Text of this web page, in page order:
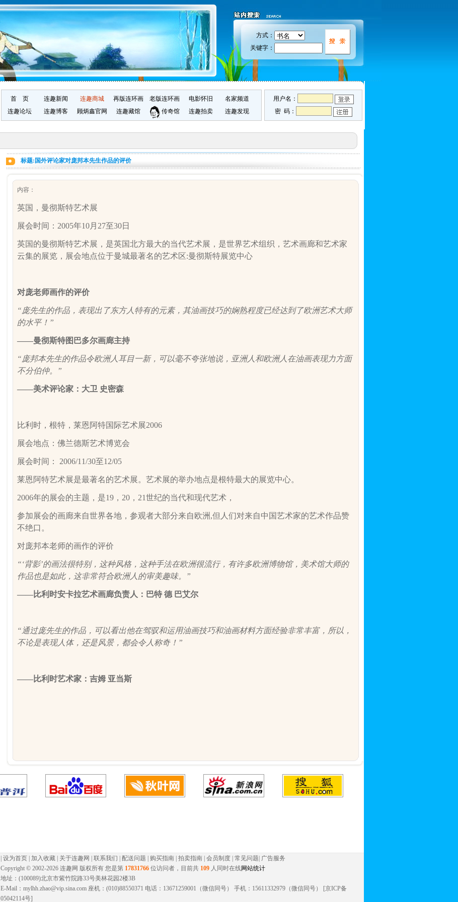
方式：
关键字：
首 页 连趣新闻 连趣商城 再版连环画 老版连环画 电影怀旧
名家频道
连趣论坛
连趣博客 顾炳鑫官网 连趣藏馆 传奇馆 连趣拍卖 连趣发现
用户名：
密 码：
标题:国外评论家对庞邦本先生作品的评价
内容：
英国，曼彻斯特艺术展
展会时间： 2005年10月 27至30日
英国的曼彻斯特艺术展，是英国北方最大的当代艺术展，是世界艺术组织，艺术画廊和艺术家
云集的展览，展会地点位于曼城最著名的艺术区:曼彻斯特展览中心
对庞老师画作的评价
“庞先生的作品，表现出了东方人特有的元素，其油画技巧的娴熟程度已经达到了欧洲艺术大师
的水平！”
——曼彻斯特图巴多尔画廊主持
“庞邦本先生的作品令欧洲人耳目一新，可以毫不夸张地说，亚洲人和欧洲人在油画表现力方面
不分伯仲。”
——美术评论家：大卫 史密森
比利时，根特，莱恩阿特国际艺术展2006
展会地点：佛兰德斯艺术博览会
展会时间： 2006/11/30至12/05
莱恩阿特艺术展是最著名的艺术展。艺术展的举办地点是根特最大的展览中心。
2006年的展会的主题，是19 ， 20 ， 21世纪的当代和现代艺术，
参加展会的画廊来自世界各地，参观者大部分来自欧洲 ,但人们对来自中国艺术家的艺术作品赞
不绝口。
对庞邦本老师的画作的评价
“‘背影’的画法很特别，这种风格，这种手法在欧洲很流行，有许多欧洲博物馆，美术馆大师的
作品也是如此，这非常符合欧洲人的审美趣味。”
——比利时安卡拉艺术画廊负责人：巴特 德 巴艾尔
“通过庞先生的作品，可以看出他在驾驭和运用油画技巧和油画材料方面经验非常丰富，所以，
不论是表现人体，还是风景，都会令人称奇！”
——比利时艺术家：吉姆 亚当斯
设为首页 加入收藏 关于连趣网 联系我们 配送问题 购买指南 拍卖指南 会员制度 常见问题 广告服务
Copyright © 2002-2026 连趣网 版权所有 您是第 17831766 位访问者，目前共 109 人同时在线网站统计
地址：(100089)北京市紫竹院路33号美林花园2楼3B
E-Mail：mylhh.zhao@vip.sina.com 座机：(010)88550371 电话：13671259001（微信同号） 手机：15611332979（微信同号） [京ICP备
05042114号]